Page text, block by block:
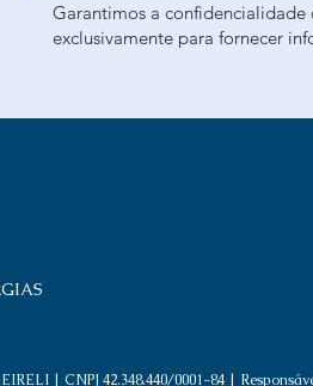
Garantimos a confidencialidade
exclusivamente para fornecer
| CNPJ 42.348.440/0001-84 |